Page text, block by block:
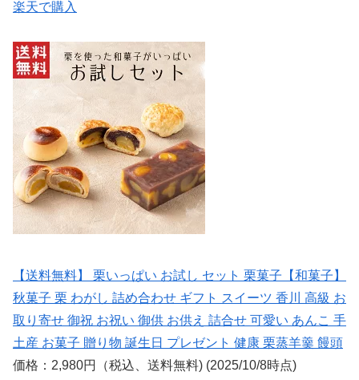
楽天で購入
【送料無料】 栗いっぱい お試し セット 栗菓子【和菓子】
秋菓子 栗 わがし 詰め合わせ ギフト スイーツ 香川 高級 お
取り寄せ 御祝 お祝い 御供 お供え 詰合せ 可愛い あんこ 手
土産 お菓子 贈り物 誕生日 プレゼント 健康 栗蒸羊羹 饅頭
価格：2,980円（税込、送料無料) (2025/10/8時点)